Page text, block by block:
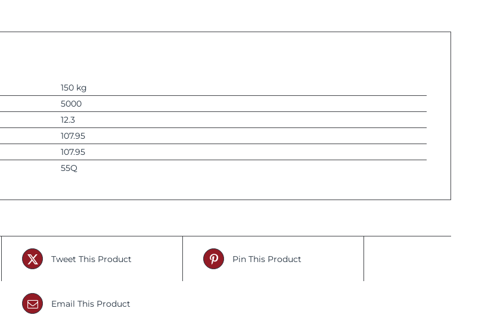
150 kg
5000
12.3
107.95
107.95
55Q
Tweet This Product Pin This Product
Email This Product